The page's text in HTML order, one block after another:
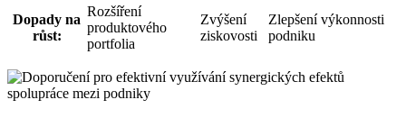
Dopady na
růst:
Rozšíření
produktového
portfolia
Zvýšení
ziskovosti
Zlepšení výkonnosti
podniku